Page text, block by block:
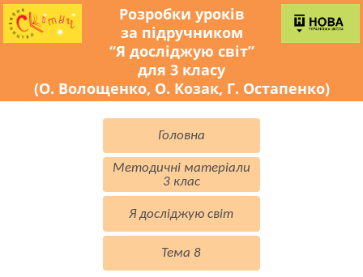
Розробки уроків
за підручником
“Я досліджую світ”
для 3 класу
(О. Волощенко, О. Козак, Г. Остапенко)
Головна
Методичні матеріали
3 клас
Я досліджую світ
Тема 8